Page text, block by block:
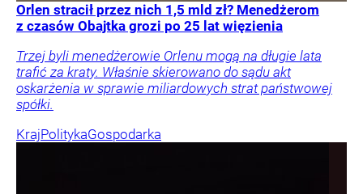
Orlen stracił przez nich 1,5 mld zł? Menedżerom
z czasów Obajtka grozi po 25 lat więzienia
Trzej byli menedżerowie Orlenu mogą na długie lata
trafić za kraty. Właśnie skierowano do sądu akt
oskarżenia w sprawie miliardowych strat państwowej
spółki.
KrajPolitykaGospodarka